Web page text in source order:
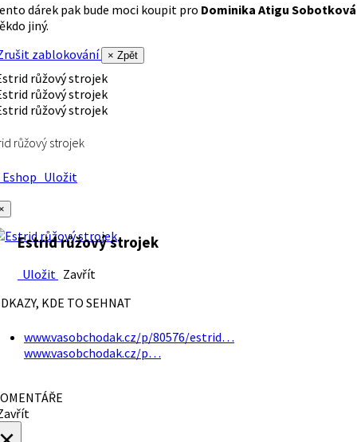
dárek pak bude moci koupit pro Dominika Atigu Sobotková
jiný.
zablokování
× Zpět
růžový strojek
Uložit
Estrid růžový strojek
Uložit Zavřít
KDE TO SEHNAT
www.vasobchodak.cz/p/80576/estrid…
www.vasobchodak.cz/p…